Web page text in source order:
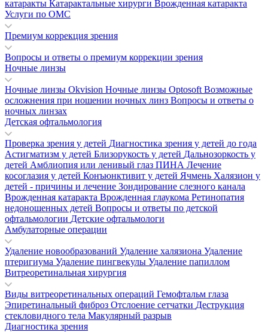
катаракты Катарактальные хирурги Врожденная катаракта
Услуги по ОМС
Премиум коррекция зрения
Вопросы и ответы о премиум коррекции зрения
Ночные линзы
Ночные линзы Okvision Ночные линзы Optosoft Возможные
осложнения при ношении ночных линз Вопросы и ответы о
ночных линзах
Детская офтальмология
Проверка зрения у детей Диагностика зрения у детей до года
Астигматизм у детей Близорукость у детей Дальнозоркость у
детей Амблиопия или ленивый глаз ПИНА Лечение
косоглазия у детей Конъюнктивит у детей Ячмень Халязион у
детей - причины и лечение Зондирование слезного канала
Врожденная катаракта Врожденная глаукома Ретинопатия
недоношенных детей Вопросы и ответы по детской
офтальмологии Детские офтальмологи
Амбулаторные операции
Удаление новообразований Удаление халязиона Удаление
птеригиума Удаление пингвекулы Удаление папиллом
Витреоретинальная хирургия
Виды витреоретинальных операций Гемофтальм глаза
Эпиретинальный фиброз Отслоение сетчатки Деструкция
стекловидного тела Макулярный разрыв
Диагностика зрения